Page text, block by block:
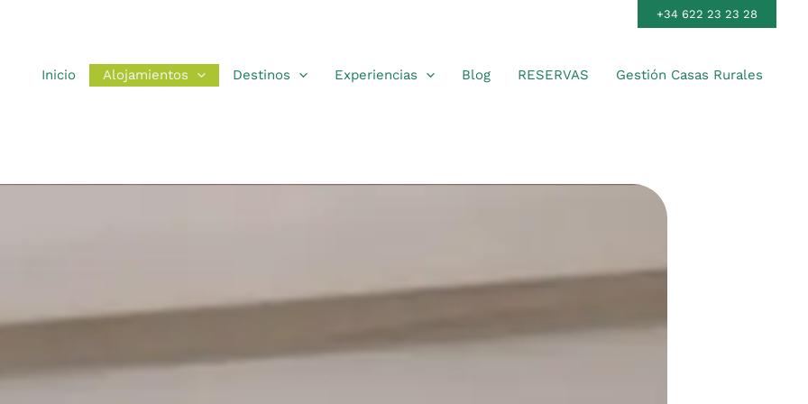
+34 622 23 23 28
Inicio Alojamientos Destinos Experiencias Blog RESERVAS Gestión Casas Rurales